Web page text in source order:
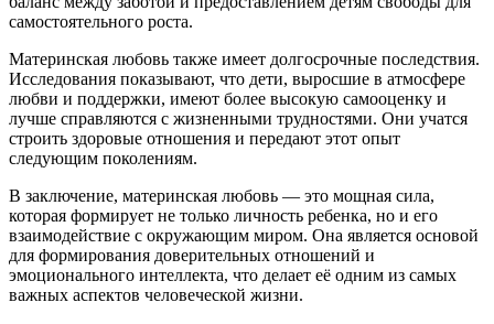
самостоятельного роста.
Материнская любовь также имеет долгосрочные последствия.
Исследования показывают, что дети, выросшие в атмосфере
любви и поддержки, имеют более высокую самооценку и
лучше справляются с жизненными трудностями. Они учатся
строить здоровые отношения и передают этот опыт
следующим поколениям.
В заключение, материнская любовь — это мощная сила,
которая формирует не только личность ребенка, но и его
взаимодействие с окружающим миром. Она является основой
для формирования доверительных отношений и
эмоционального интеллекта, что делает её одним из самых
важных аспектов человеческой жизни.